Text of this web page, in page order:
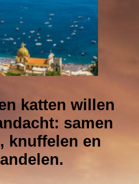
katten willen
samen
knuffelen en